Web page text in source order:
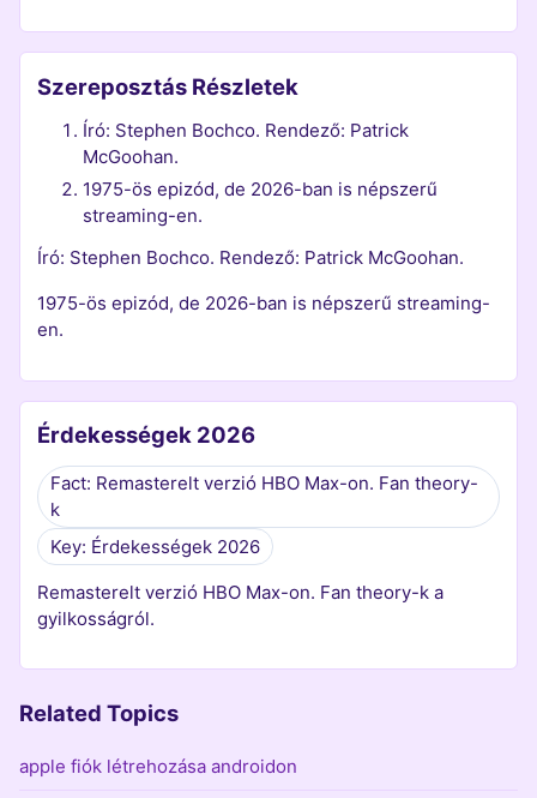
Szereposztás Részletek
Író: Stephen Bochco. Rendező: Patrick
McGoohan.
1975-ös epizód, de 2026-ban is népszerű
streaming-en.
Író: Stephen Bochco. Rendező: Patrick McGoohan.
1975-ös epizód, de 2026-ban is népszerű streaming-
en.
Érdekességek 2026
Fact: Remasterelt verzió HBO Max-on. Fan theory-
k
Key: Érdekességek 2026
Remasterelt verzió HBO Max-on. Fan theory-k a
gyilkosságról.
Related Topics
apple fiók létrehozása androidon